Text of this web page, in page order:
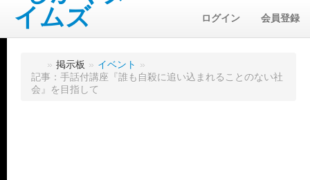
ログイン 会員登録
» 掲示板 » イベント »
記事：手話付講座『誰も自殺に追い込まれることのない社
会』を目指して